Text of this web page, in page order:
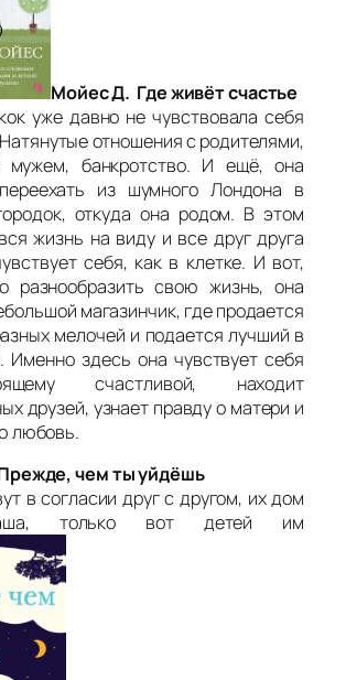
Мойес Д. Где живёт счастье
уже давно не чувствовала себя
отношения с родителями,
мужем, банкротство. И ещё, она
из шумного Лондона в
откуда она родом. В этом
жизнь на виду и все друг друга
себя, как в клетке. И вот,
разнообразить свою жизнь, она
магазинчик, где продается
мелочей и подается лучший в
Именно здесь она чувствует себя
счастливой, находит
друзей, узнает правду о матери и
любовь.
чем ты уйдёшь
в согласии друг с другом, их дом
только вот детей им